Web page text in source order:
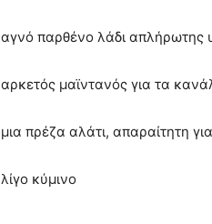
αγνό παρθένο λάδι απλήρωτης
αρκετός μαϊντανός για τα
μια πρέζα αλάτι, απαραίτητη
λίγο κύμινο